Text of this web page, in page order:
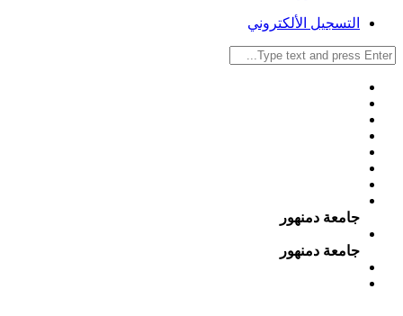
التسجيل الألكتروني
جامعة دمنهور
جامعة دمنهور